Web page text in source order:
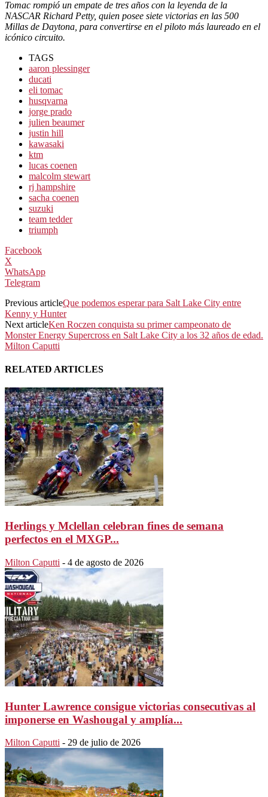
Tomac rompió un empate de tres años con la leyenda de la
NASCAR Richard Petty, quien posee siete victorias en las 500
Millas de Daytona, para convertirse en el piloto más laureado en el
icónico circuito.
TAGS
aaron plessinger
ducati
eli tomac
husqvarna
jorge prado
julien beaumer
justin hill
kawasaki
ktm
lucas coenen
malcolm stewart
rj hampshire
sacha coenen
suzuki
team tedder
triumph
Facebook
X
WhatsApp
Telegram
Previous articleQue podemos esperar para Salt Lake City entre
Kenny y Hunter
Next articleKen Roczen conquista su primer campeonato de
Monster Energy Supercross en Salt Lake City a los 32 años de edad.
Milton Caputti
RELATED ARTICLES
Herlings y Mclellan celebran fines de semana
perfectos en el MXGP...
Milton Caputti - 4 de agosto de 2026
Hunter Lawrence consigue victorias consecutivas al
imponerse en Washougal y amplía...
Milton Caputti - 29 de julio de 2026